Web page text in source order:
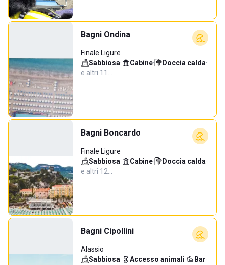
Bagni Ondina
Finale Ligure
Sabbiosa· Cabine· Doccia calda·
e altri 11…
Bagni Boncardo
Finale Ligure
Sabbiosa· Cabine· Doccia calda·
e altri 12…
Bagni Cipollini
Alassio
Sabbiosa· Accesso animali· Bar·